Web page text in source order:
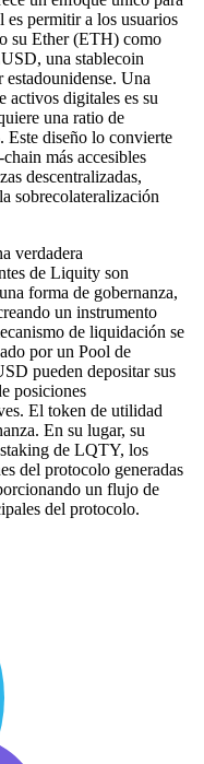
permitir a los usuarios
su Ether (ETH) como
una stablecoin
Una
activos digitales es su
una ratio de
Este diseño lo convierte
más accesibles
descentralizadas,
sobrecolateralización
verdadera
de Liquity son
forma de gobernanza,
un instrumento
de liquidación se
por un Pool de
pueden depositar sus
posiciones
El token de utilidad
En su lugar, su
de LQTY, los
del protocolo generadas
un flujo de
del protocolo.